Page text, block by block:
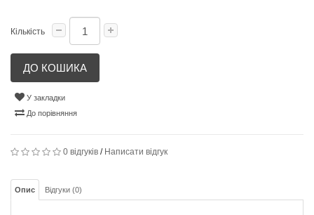
Кількість
ДО КОШИКА
У закладки
До порівняння
0 відгуків / Написати відгук
Опис Відгуки (0)